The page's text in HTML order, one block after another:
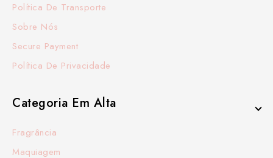
Política De Transporte
Sobre Nós
Secure Payment
Política De Privacidade
Categoria Em Alta
Fragrância
Maquiagem